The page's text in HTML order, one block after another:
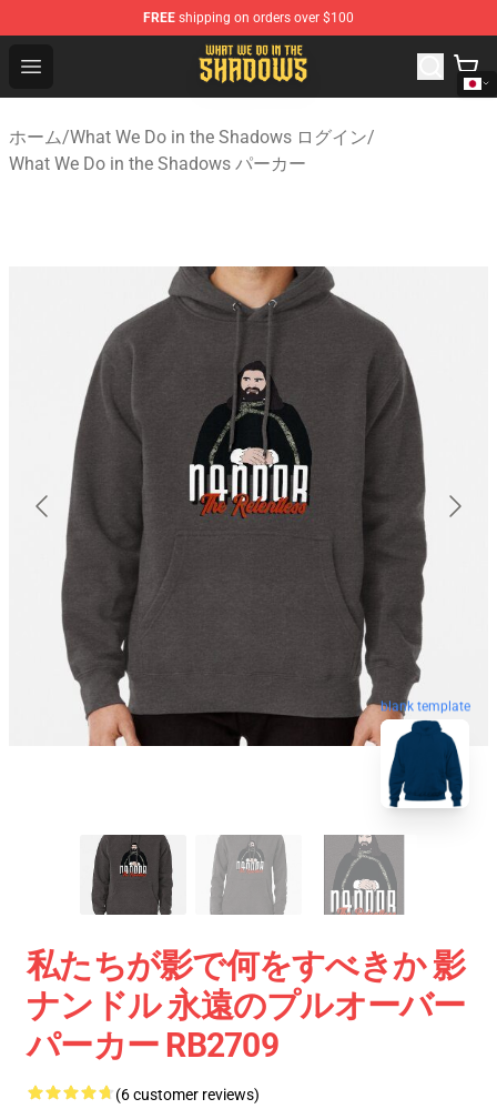
FREE shipping on orders over $100
Open menu
What We Do in the Shadows Shop - Official What We
ホーム/What We Do in the Shadows ログイン/
What We Do in the Shadows パーカー
blank template
私たちが影で何をすべきか 影
ナンドル 永遠のプルオーバー
パーカー RB2709
(6 customer reviews)